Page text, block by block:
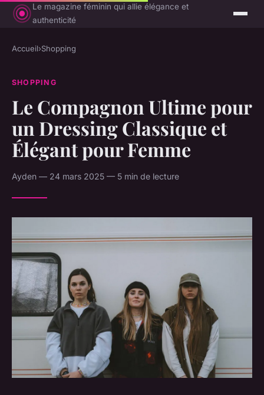
Le magazine féminin qui allie élégance et
authenticité
Accueil›Shopping
SHOPPING
Le Compagnon Ultime pour
un Dressing Classique et
Élégant pour Femme
Ayden — 24 mars 2025 — 5 min de lecture